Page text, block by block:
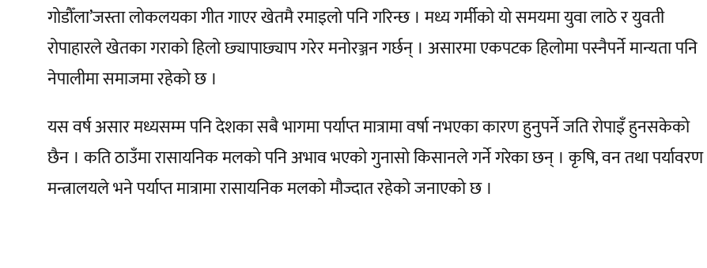
गोडौँला’जस्ता लोकलयका गीत गाएर खेतमै रमाइलो पनि गरिन्छ । मध्य गर्मीको यो समयमा युवा लाठे र युवती
रोपाहारले खेतका गराको हिलो छ्यापाछ्याप गरेर मनोरञ्जन गर्छन् । असारमा एकपटक हिलोमा पस्नैपर्ने मान्यता पनि
नेपालीमा समाजमा रहेको छ ।
यस वर्ष असार मध्यसम्म पनि देशका सबै भागमा पर्याप्त मात्रामा वर्षा नभएका कारण हुनुपर्ने जति रोपाइँ हुनसकेको
छैन । कति ठाउँमा रासायनिक मलको पनि अभाव भएको गुनासो किसानले गर्ने गरेका छन् । कृषि, वन तथा पर्यावरण
मन्त्रालयले भने पर्याप्त मात्रामा रासायनिक मलको मौज्दात रहेको जनाएको छ ।